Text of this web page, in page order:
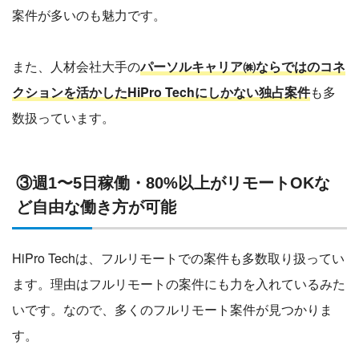
案件が多いのも魅力です。
また、人材会社大手のパーソルキャリア㈱ならではのコネ
クションを活かしたHiPro Techにしかない独占案件も多
数扱っています。
③週1〜5日稼働・80%以上がリモートOKな
ど自由な働き方が可能
HiPro Techは、フルリモートでの案件も多数取り扱ってい
ます。理由はフルリモートの案件にも力を入れているみた
いです。なので、多くのフルリモート案件が見つかりま
す。